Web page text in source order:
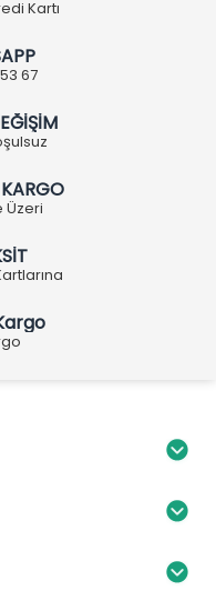
Kartı
67
Üzeri